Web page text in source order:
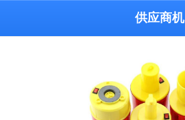
供应商机